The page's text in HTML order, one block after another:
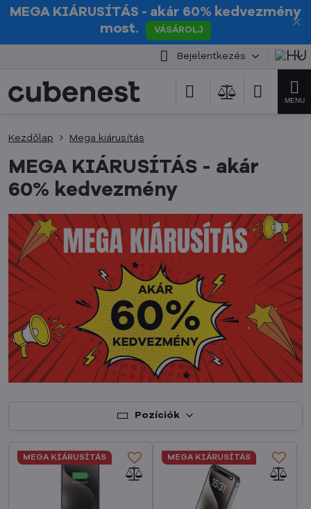
✕
MEGA KIÁRUSÍTÁS - akár 60% kedvezmény
most.
VÁSÁROLJ
Bejelentkezés
Kezdőlap Mega kiárusítás
MEGA KIÁRUSÍTÁS - akár
60% kedvezmény
Pozíciók
MEGA KIÁRUSÍTÁS MEGA KIÁRUSÍTÁS